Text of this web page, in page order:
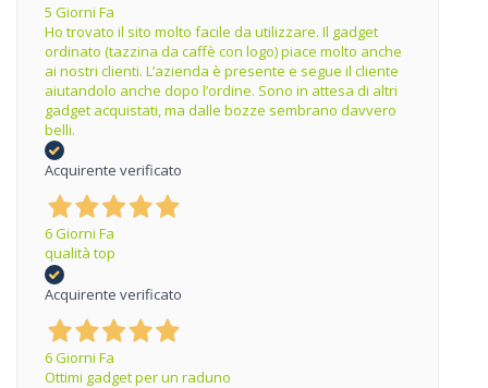
5 Giorni Fa
Ho trovato il sito molto facile da utilizzare. Il gadget
ordinato (tazzina da caffè con logo) piace molto anche
ai nostri clienti. L’azienda è presente e segue il cliente
aiutandolo anche dopo l’ordine. Sono in attesa di altri
gadget acquistati, ma dalle bozze sembrano davvero
belli.
Acquirente verificato
6 Giorni Fa
qualità top
Acquirente verificato
6 Giorni Fa
Ottimi gadget per un raduno